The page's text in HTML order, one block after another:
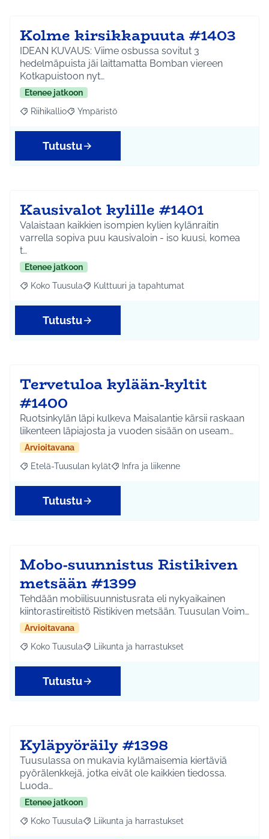
Kolme kirsikkapuuta #1403
IDEAN KUVAUS: Viime osbussa sovitut 3
hedelmäpuista jäi laittamatta Bomban viereen
Kotkapuistoon nyt…
Etenee jatkoon
Rajaa tulokset aihepiirin mukaan: Riihikallio
Riihikallio Rajaa tulokset teeman mukaan: Ympäristö
Ympäristö
Tutustu
Kausivalot kylille #1401
Valaistaan kaikkien isompien kylien kylänraitin
varrella sopiva puu kausivaloin - iso kuusi, komea
t…
Etenee jatkoon
Rajaa tulokset aihepiirin mukaan: Koko Tuusula
Koko Tuusula Rajaa tulokset teeman mukaan: Kulttuuri ja
Kulttuuri ja tapahtumat
Tutustu
Tervetuloa kylään-kyltit
#1400
Ruotsinkylän läpi kulkeva Maisalantie kärsii raskaan
liikenteen läpiajosta ja vuoden sisään on useam…
Arvioitavana
Rajaa tulokset aihepiirin mukaan: Etelä-Tuusulan kylät
Etelä-Tuusulan kylät Rajaa tulokset teeman mukaan: Infra ja
Infra ja liikenne
Tutustu
Mobo-suunnistus Ristikiven
metsään #1399
Tehdään mobiilisuunnistusrata eli nykyaikainen
kiintorastireitistö Ristikiven metsään. Tuusulan Voim…
Arvioitavana
Rajaa tulokset aihepiirin mukaan: Koko Tuusula
Koko Tuusula Rajaa tulokset teeman mukaan: Liikunta ja
Liikunta ja harrastukset
Tutustu
Kyläpyöräily #1398
Tuusulassa on mukavia kylämaisemia kiertäviä
pyörälenkkejä, jotka eivät ole kaikkien tiedossa.
Luoda…
Etenee jatkoon
Rajaa tulokset aihepiirin mukaan: Koko Tuusula
Koko Tuusula Rajaa tulokset teeman mukaan: Liikunta ja
Liikunta ja harrastukset